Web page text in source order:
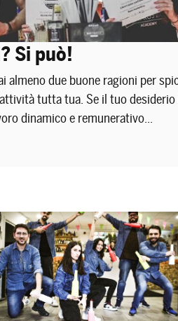
Si può!
almeno due buone ragioni per
tutta tua. Se il tuo desiderio
dinamico e remunerativo...